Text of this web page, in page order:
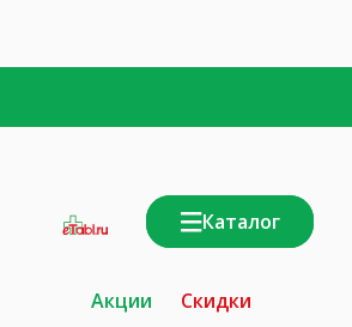
Каталог
Акции Скидки